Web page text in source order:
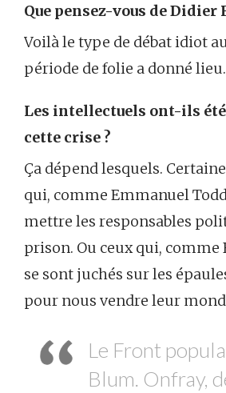
Que pensez-vous de Didier
Voilà le type de débat idiot
période de folie a donné lieu.
Les intellectuels ont-ils été
cette crise ?
Ça dépend lesquels.
qui, comme Emmanuel
mettre les responsables
prison. Ou ceux qui, comme
se sont juchés sur les
pour nous vendre leur
Le Front
Blum. Onfray,